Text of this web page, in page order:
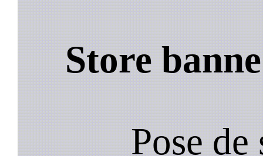
Store
Pose de